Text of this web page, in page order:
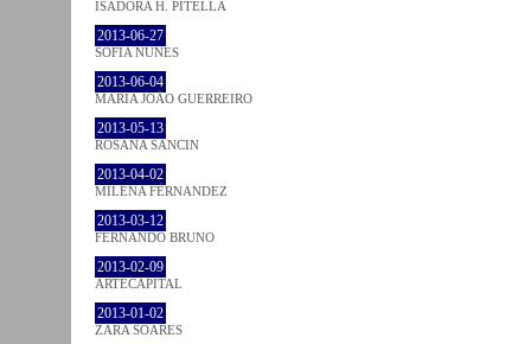
ISADORA H. PITELLA
2013-06-27
SOFIA NUNES
2013-06-04
MARIA JOÃO GUERREIRO
2013-05-13
ROSANA SANCIN
2013-04-02
MILENA FÉRNANDEZ
2013-03-12
FERNANDO BRUNO
2013-02-09
ARTECAPITAL
2013-01-02
ZARA SOARES